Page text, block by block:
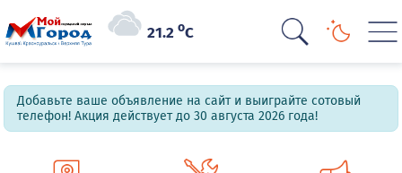
21.2oC
Добавьте ваше объявление на сайт и выиграйте сотовый
телефон! Акция действует до 30 августа 2026 года!